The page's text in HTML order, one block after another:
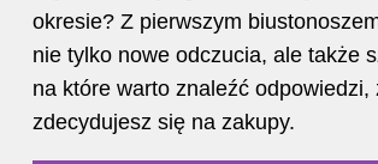
okresie? Z pierwszym
nie tylko nowe odczucia, ale także
na które warto znaleźć odpowiedzi,
zdecydujesz się na zakupy.